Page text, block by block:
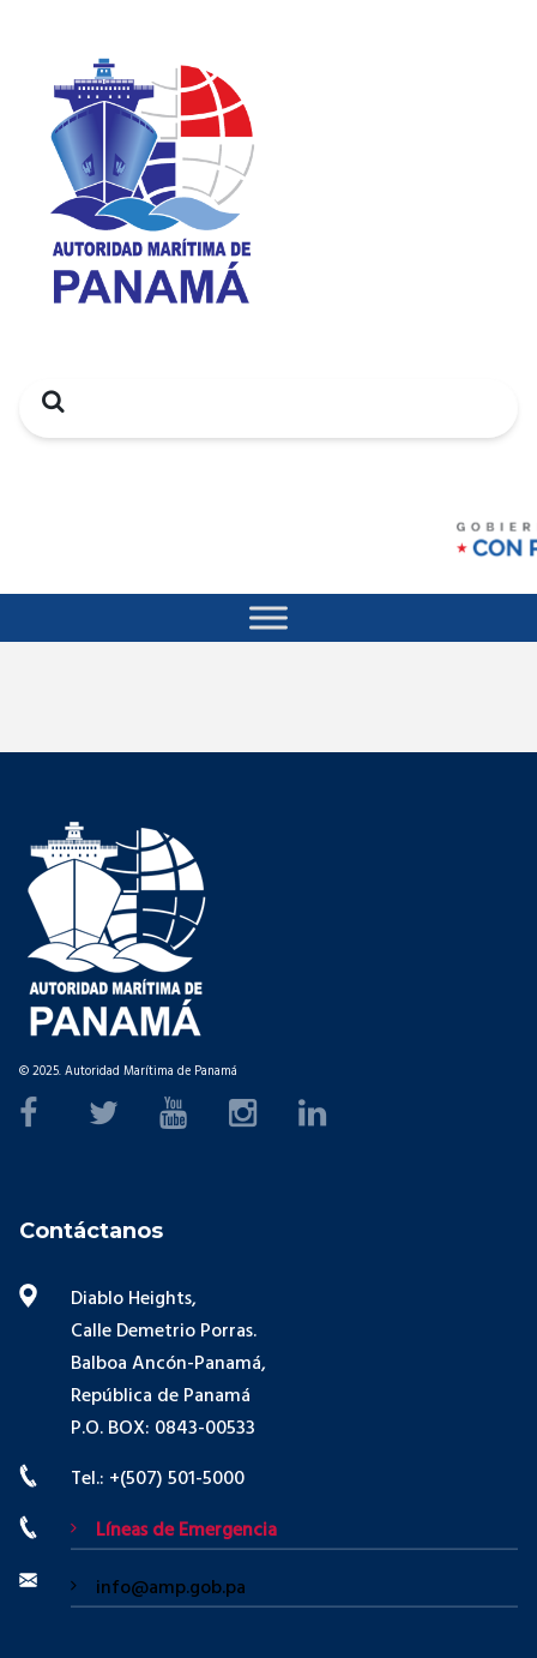
Search
© 2025. Autoridad Marítima de Panamá
Contáctanos
Diablo Heights,
Calle Demetrio Porras.
Balboa Ancón-Panamá,
República de Panamá
P.O. BOX: 0843-00533
Tel.: +(507) 501-5000
Líneas de Emergencia
info@amp.gob.pa